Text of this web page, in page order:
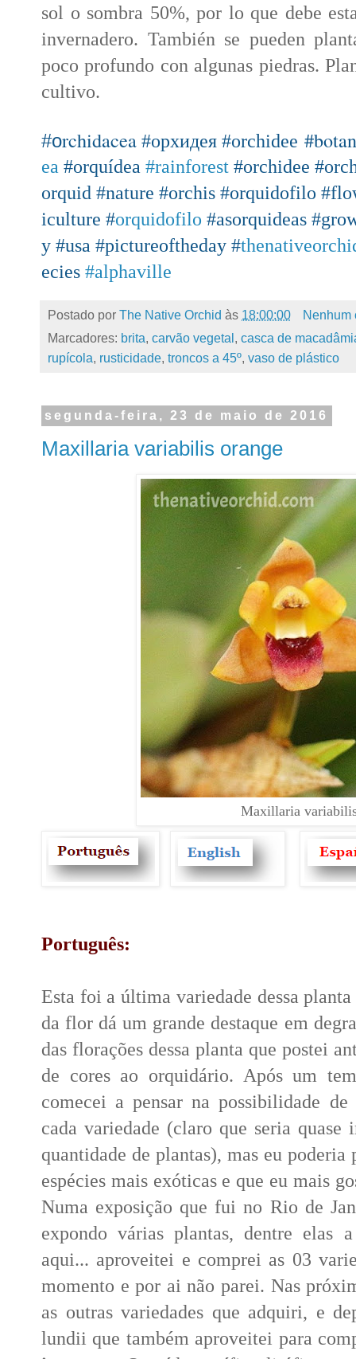
sol o sombra 50%, por lo que debe
invernadero. También se pueden
poco profundo con algunas piedras.
cultivo.
#orchidacea #орхидея #orchidee
ea #orquídea #rainforest #orchidee
orquid #nature #orchis #orquidofilo
iculture #orquidofilo #asorquideas
y #usa #pictureoftheday #
ecies #alphaville
Postado por The Native Orchid às 18:00:00
Nenhum
Marcadores: brita, carvão vegetal , casca de
rupícola, rusticidade, troncos a 45º, vaso de plástico
segunda-feira, 23 de maio de 2016
Maxillaria variabilis orange
Maxillaria
Português:
Esta foi a última variedade dessa
da flor dá um grande destaque em
das florações dessa planta que postei
de cores ao orquidário. Após um
comecei a pensar na possibilidade
cada variedade (claro que seria quase
quantidade de plantas), mas eu poderia
espécies mais exóticas e que eu mais
Numa exposição que fui no Rio de
expondo várias plantas, dentre elas
aqui... aproveitei e comprei as 03
momento e por ai não parei. Nas
as outras variedades que adquiri, e
lundii que também aproveitei para